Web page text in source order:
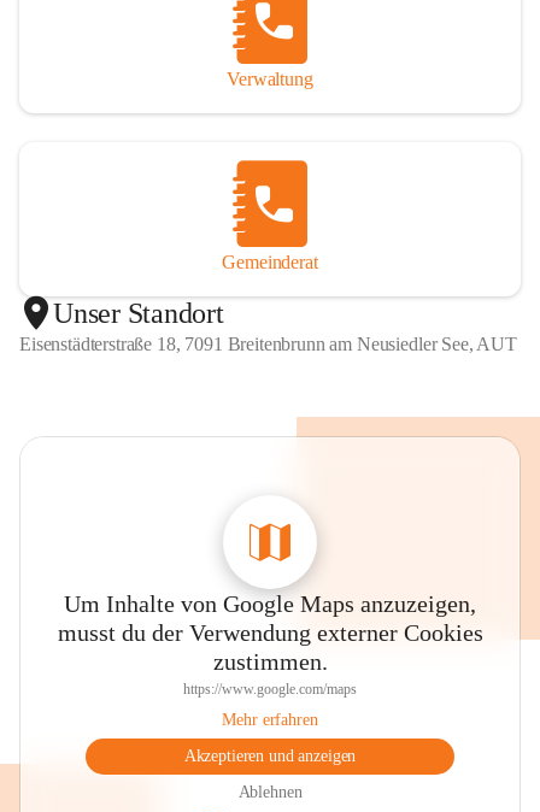
Verwaltung
Gemeinderat
Unser Standort
Eisenstädterstraße 18, 7091 Breitenbrunn am Neusiedler See, AUT
Um Inhalte von Google Maps anzuzeigen,
musst du der Verwendung externer Cookies
zustimmen.
https://www.google.com/maps
Mehr erfahren
Akzeptieren und anzeigen
Ablehnen